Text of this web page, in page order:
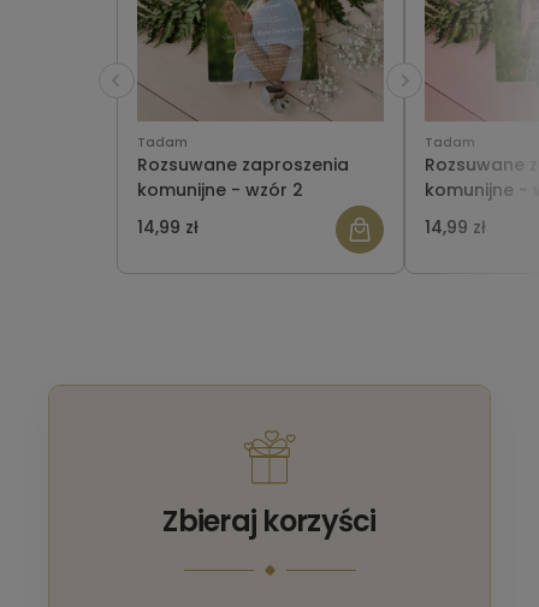
Tadam
Rozsuwane zaproszenia
komunijne - wzór 2
14,99 zł
Tadam
Rozsuwane
komunijne -
14,99 zł
Zbieraj korzyści